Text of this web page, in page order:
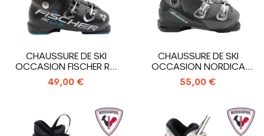
CHAUSSURE DE SKI
OCCASION FISCHER RC
ONE 85 XTR
49,00 €
CHAUSSURE DE SKI
OCCASION NORDICA
SPORTMACHINE 75 WR
55,00 €